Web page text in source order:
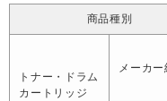
商品種別
トナー・ドラム
カートリッジ
メーカ